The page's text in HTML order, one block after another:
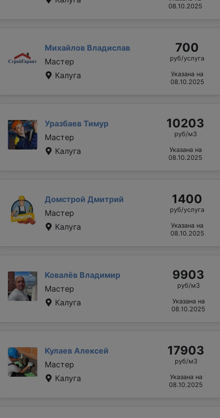
08.10.2025
Михайлов Владислав
Мастер
Калуга
700
руб/услуга
Указана на
08.10.2025
Уразбаев Тимур
Мастер
Калуга
10203
руб/м3
Указана на
08.10.2025
Домстрой Дмитрий
Мастер
Калуга
1400
руб/услуга
Указана на
08.10.2025
Ковалёв Владимир
Мастер
Калуга
9903
руб/м3
Указана на
08.10.2025
Кулаев Алексей
Мастер
Калуга
17903
руб/м3
Указана на
08.10.2025